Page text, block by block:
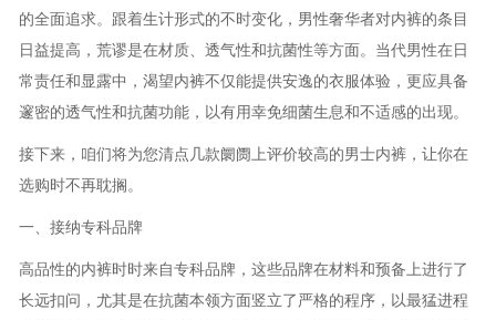
的全面追求。跟着生计形式的不时变化，男性奢华者对内裤的条目
日益提高，荒谬是在材质、透气性和抗菌性等方面。当代男性在日
常责任和显露中，渴望内裤不仅能提供安逸的衣服体验，更应具备
邃密的透气性和抗菌功能，以有用幸免细菌生息和不适感的出现。
接下来，咱们将为您清点几款阛阓上评价较高的男士内裤，让你在
选购时不再耽搁。
一、接纳专科品牌
高品性的内裤时时来自专科品牌，这些品牌在材料和预备上进行了
长远扣问，尤其是在抗菌本领方面竖立了严格的程序，以最猛进程